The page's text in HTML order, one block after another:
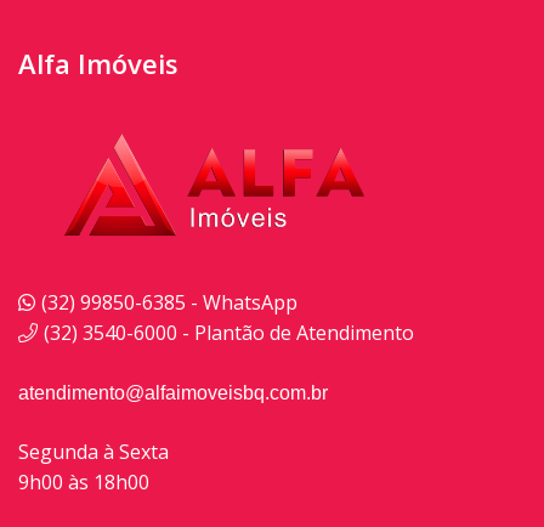
Alfa Imóveis
(32) 99850-6385 - WhatsApp
(32) 3540-6000 - Plantão de Atendimento
atendimento@alfaimoveisbq.com.br
Segunda à Sexta
9h00 às 18h00